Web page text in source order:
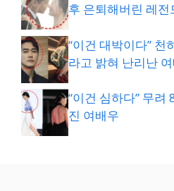
후 은퇴해버린 레전
“이건 대박이다” 천
라고 밝혀 난리난
“이건 심하다” 무려
진 여배우